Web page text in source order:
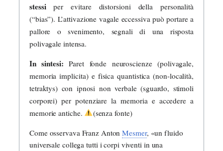
stessiper evitare distorsioni della personalità
(“bias”). L’attivazione vagale eccessiva può portare a
pallore o svenimento, segnali di una risposta
polivagale intensa.
In sintesi: Paret fonde neuroscienze (polivagale,
memoria implicita) e fisica quantistica (non-località,
tetraktys) con ipnosi non verbale (sguardo, stimoli
corporei) per potenziare la memoria e accedere a
memorie antiche.
(senza fonte)
Come osservava Franz AntonMesmer, «un fluido
universale collega tutti i corpi viventi in una